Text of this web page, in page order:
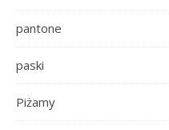
pantone
paski
Piżamy